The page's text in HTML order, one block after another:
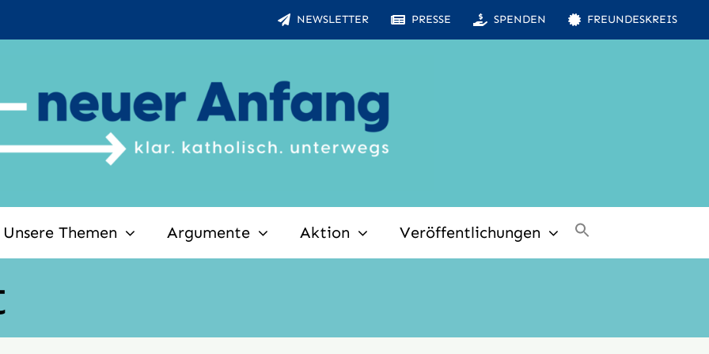
NEWSLETTER PRESSE SPENDEN FREUNDESKREIS
Unsere Themen Argumente Aktion Veröffentlichungen